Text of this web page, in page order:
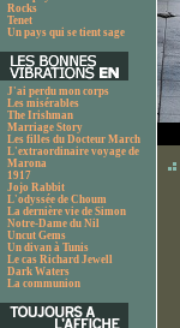
Rocks
Tenet
Un pays qui se tient sage
J'ai perdu mon corps
Les misérables
The Irishman
Marriage Story
Les filles du Docteur March
L'extraordinaire voyage de
Marona
1917
Jojo Rabbit
L'odyssée de Choum
La dernière vie de Simon
Notre-Dame du Nil
Uncut Gems
Un divan à Tunis
Le cas Richard Jewell
Dark Waters
La communion